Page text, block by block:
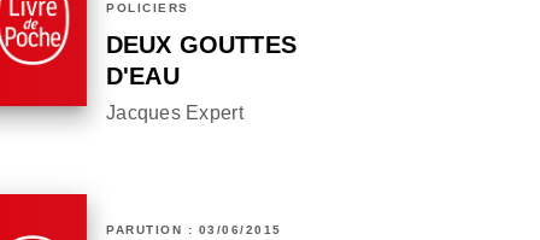
POLICIERS
DEUX GOUTTES
D'EAU
Jacques Expert
PARUTION : 03/06/2015